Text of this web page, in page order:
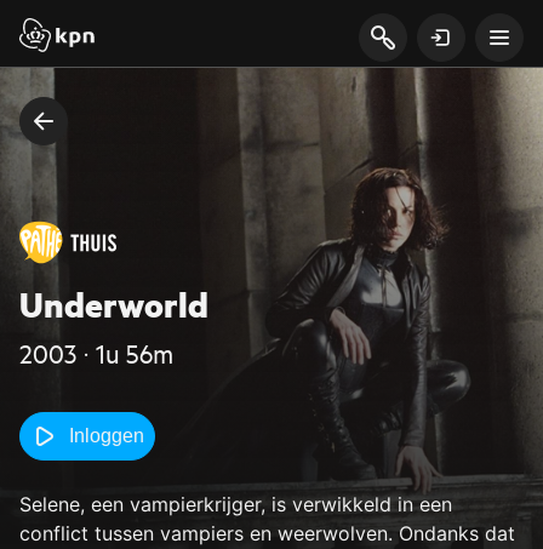
Underworld
2003 ‧ 1u 56m
Inloggen
Selene, een vampierkrijger, is verwikkeld in een
conflict tussen vampiers en weerwolven. Ondanks dat